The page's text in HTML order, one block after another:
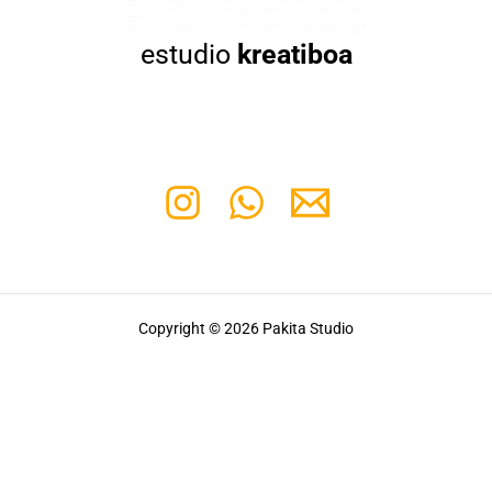
estudio kreatiboa
Copyright © 2026 Pakita Studio